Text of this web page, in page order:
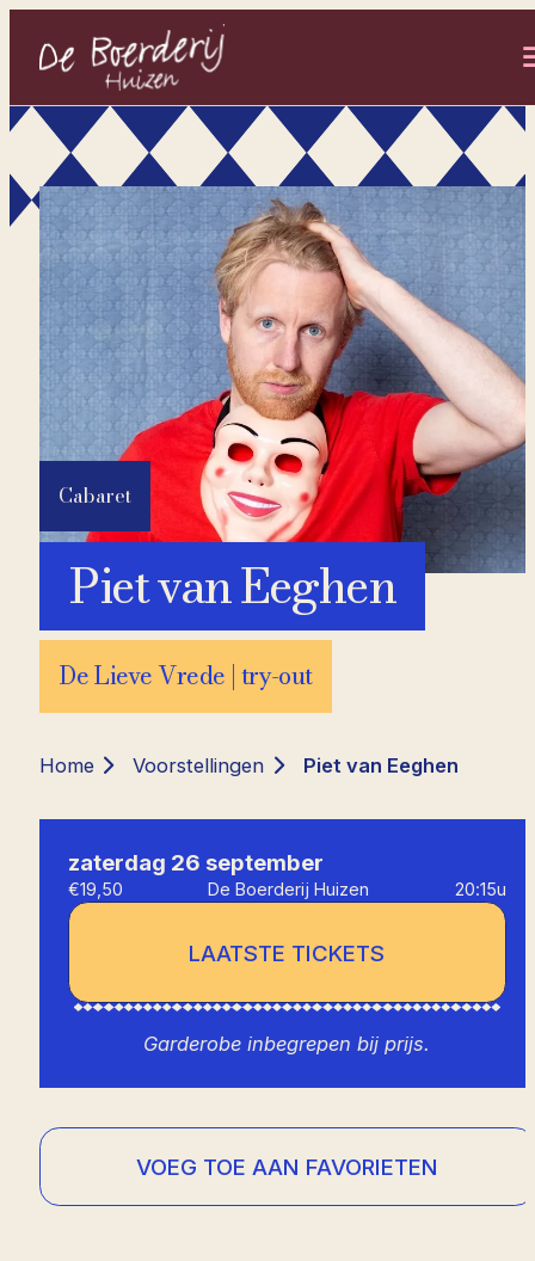
- Home pagina
Cabaret
Piet van Eeghen
De Lieve Vrede | try-out
Home Voorstellingen Piet van Eeghen
zaterdag 26 september
€19,50 De Boerderij Huizen 20:15u
LAATSTE TICKETS
Garderobe inbegrepen bij prijs.
VOEG TOE AAN FAVORIETEN